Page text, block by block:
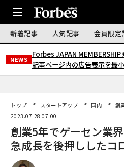
新着記事 人気記事 会員限定
NEWS
Forbes JAPAN MEMBERSHIP
記事ページ内の広告表示を最
トップ スタートアップ 国内
創
2023.07.28 07:00
創業5年でゲーセン業
急成長を後押ししたコ